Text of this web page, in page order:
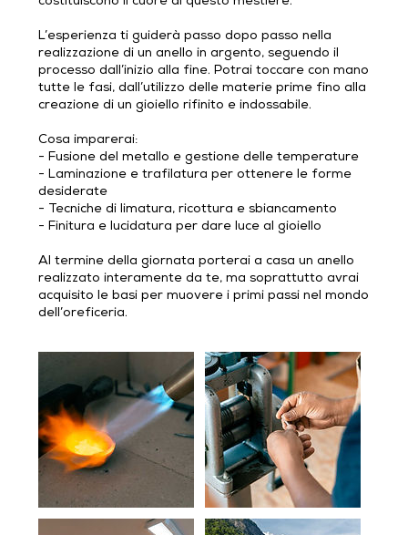
L’esperienza ti guiderà passo dopo passo nella
realizzazione di un anello in argento, seguendo il
processo dall’inizio alla fine. Potrai toccare con mano
tutte le fasi, dall’utilizzo delle materie prime fino alla
creazione di un gioiello rifinito e indossabile.
Cosa imparerai:
- Fusione del metallo e gestione delle temperature
- Laminazione e trafilatura per ottenere le forme
desiderate
- Tecniche di limatura, ricottura e sbiancamento
- Finitura e lucidatura per dare luce al gioiello
Al termine della giornata porterai a casa un anello
realizzato interamente da te, ma soprattutto avrai
acquisito le basi per muovere i primi passi nel mondo
dell’oreficeria.